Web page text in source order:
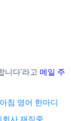
니다'라고 메일 주
침 영어 한마디
사 재직중.